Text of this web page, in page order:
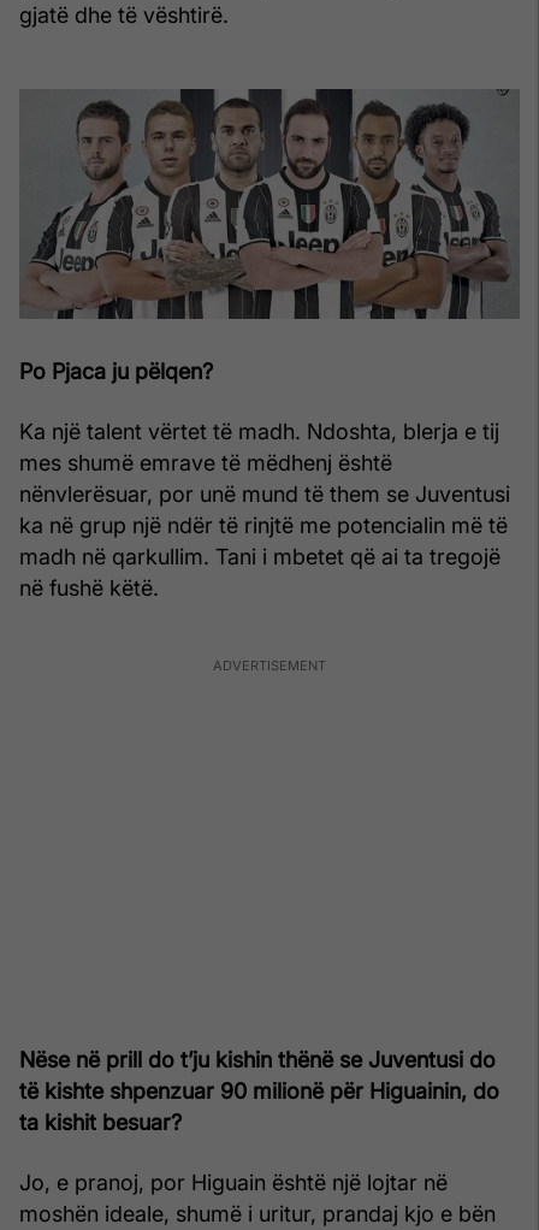
gjatë dhe të vështirë.
Po Pjaca ju pëlqen?
Ka një talent vërtet të madh. Ndoshta, blerja e tij
mes shumë emrave të mëdhenj është
nënvlerësuar, por unë mund të them se Juventusi
ka në grup një ndër të rinjtë me potencialin më të
madh në qarkullim. Tani i mbetet që ai ta tregojë
në fushë këtë.
Nëse në prill do t’ju kishin thënë se Juventusi do
të kishte shpenzuar 90 milionë për Higuainin, do
ta kishit besuar?
Jo, e pranoj, por Higuain është një lojtar në
moshën ideale, shumë i uritur, prandaj kjo e bën